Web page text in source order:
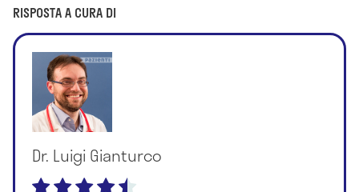
RISPOSTA A CURA DI
Dr. Luigi Gianturco